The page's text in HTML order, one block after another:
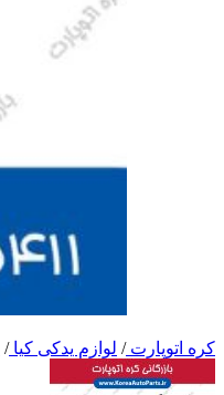
کره اتوپارت/ لوازم یدکی کیا/